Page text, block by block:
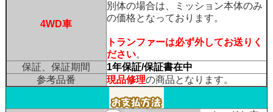
4WD車
別体の場合は、ミッション本体のみ
の価格となっております。
トランファーは必ず外してお送りく
ださい。
保証、保証期間
1年保証/保証書在中
参考品番
現品修理の商品となります。